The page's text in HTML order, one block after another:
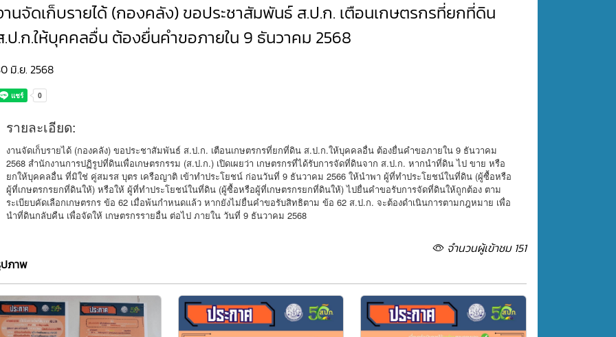
นจัดเก็บรายได้ (กองคลัง) ขอประชาสัมพันธ์ ส.ป.ก. เตือนเกษตรกรที่ยกที่ดิน
ป.ก.ให้บุคคลอื่น ต้องยื่นคำขอภายใน 9 ธันวาคม 2568
มิ.ย. 2568
รายละเอียด:
งานจัดเก็บรายได้ (กองคลัง) ขอประชาสัมพันธ์ ส.ป.ก. เตือนเกษตรกรที่ยกที่ดิน ส.ป.ก.ให้บุคคลอื่น ต้องยื่นคำขอภายใน 9 ธันวาคม
2568 สำนักงานการปฏิรูปที่ดินเพื่อเกษตรกรรม (ส.ป.ก.) เปิดเผยว่า เกษตรกรที่ได้รับการจัดที่ดินจาก ส.ป.ก. หากนำที่ดิน ไป ขาย หรือ
ยกให้บุคคลอื่น ที่มิใช่ คู่สมรส บุตร เครือญาติ เข้าทำประโยชน์ ก่อนวันที่ 9 ธันวาคม 2566 ให้นำพา ผู้ที่ทำประโยชน์ในที่ดิน (ผู้ซื้อหรือ
ผู้ที่เกษตรกรยกที่ดินให้) หรือให้ ผู้ที่ทำประโยชน์ในที่ดิน (ผู้ซื้อหรือผู้ที่เกษตรกรยกที่ดินให้) ไปยื่นคำขอรับการจัดที่ดินให้ถูกต้อง ตาม
ระเบียบคัดเลือกเกษตรกร ข้อ 62 เมื่อพ้นกำหนดแล้ว หากยังไม่ยื่นคำขอรับสิทธิตาม ข้อ 62 ส.ป.ก. จะต้องดำเนินการตามกฎหมาย เพื่อ
นำที่ดินกลับคืน เพื่อจัดให้ เกษตรกรรายอื่น ต่อไป ภายใน วันที่ 9 ธันวาคม 2568
จำนวนผู้เข้าชม 151
ภาพ